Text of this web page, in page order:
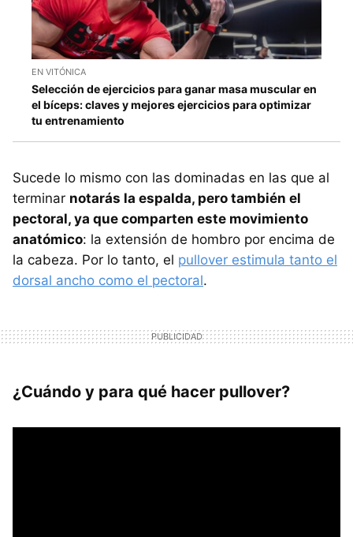
EN VITÓNICA
Selección de ejercicios para ganar masa muscular en
el bíceps: claves y mejores ejercicios para optimizar
tu entrenamiento
Sucede lo mismo con las dominadas en las que al
terminar notarás la espalda, pero también el
pectoral, ya que comparten este movimiento
anatómico: la extensión de hombro por encima de
la cabeza. Por lo tanto, el pullover estimula tanto el
dorsal ancho como el pectoral.
¿Cuándo y para qué hacer pullover?